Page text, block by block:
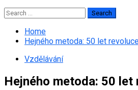
Search
for:
Home
Hejného metoda: 50 let
Vzdělávání
Hejného metoda: 50